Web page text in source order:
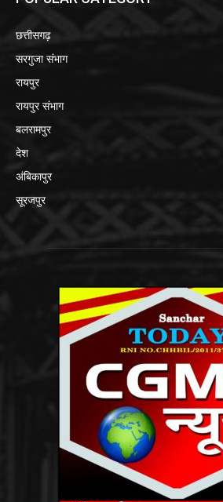
छत्तीसगढ़
सरगुजा संभाग
रायपुर
रायपुर संभाग
बलरामपुर
देश
अंबिकापुर
सूरजपुर